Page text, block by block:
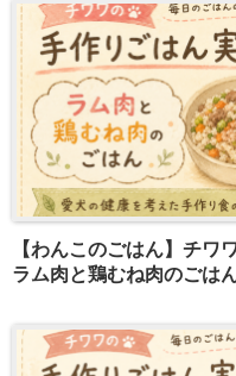
【わんこのごはん】チワ
ラム肉と鶏むね肉のごは